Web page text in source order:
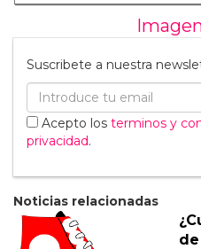
Suscribete a nuestra
Acepto los terminos y
privacidad.
Noticias relacionadas